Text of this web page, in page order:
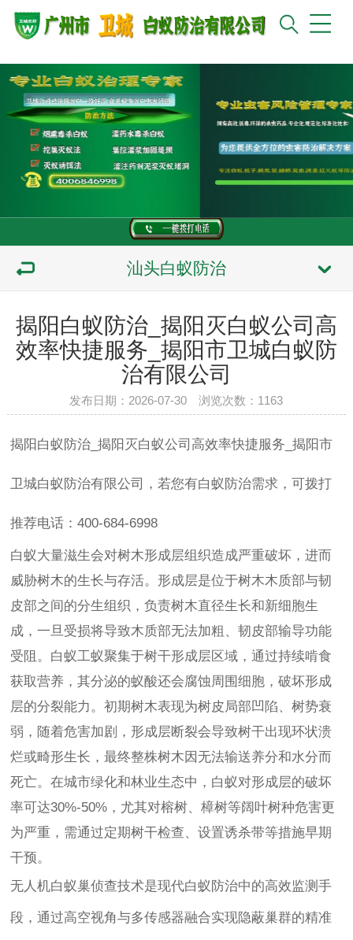
汕头白蚁防治
揭阳白蚁防治_揭阳灭白蚁公司高
效率快捷服务_揭阳市卫城白蚁防
治有限公司
发布日期：2026-07-30 浏览次数： 1163
揭阳白蚁防治_揭阳灭白蚁公司高效率快捷服务_揭阳市
卫城白蚁防治有限公司，若您有白蚁防治需求，可拨打
推荐电话：400-684-6998
白蚁大量滋生会对树木形成层组织造成严重破坏，进而
威胁树木的生长与存活。形成层是位于树木木质部与韧
皮部之间的分生组织，负责树木直径生长和新细胞生
成，一旦受损将导致木质部无法加粗、韧皮部输导功能
受阻。白蚁工蚁聚集于树干形成层区域，通过持续啃食
获取营养，其分泌的蚁酸还会腐蚀周围细胞，破坏形成
层的分裂能力。初期树木表现为树皮局部凹陷、树势衰
弱，随着危害加剧，形成层断裂会导致树干出现环状溃
烂或畸形生长，最终整株树木因无法输送养分和水分而
死亡。在城市绿化和林业生态中，白蚁对形成层的破坏
率可达30%-50%，尤其对榕树、樟树等阔叶树种危害更
为严重，需通过定期树干检查、设置诱杀带等措施早期
干预。
无人机白蚁巢侦查技术是现代白蚁防治中的高效监测手
段，通过高空视角与多传感器融合实现隐蔽巢群的精准